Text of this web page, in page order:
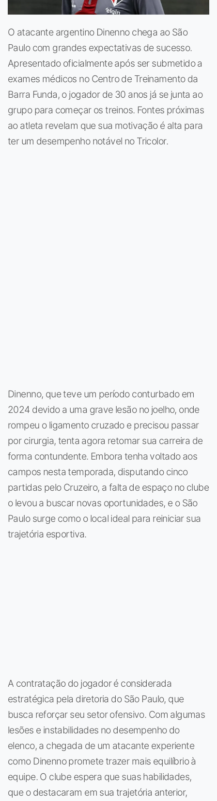
O atacante argentino Dinenno chega ao São
Paulo com grandes expectativas de sucesso.
Apresentado oficialmente após ser submetido a
exames médicos no Centro de Treinamento da
Barra Funda, o jogador de 30 anos já se junta ao
grupo para começar os treinos. Fontes próximas
ao atleta revelam que sua motivação é alta para
ter um desempenho notável no Tricolor.
Dinenno, que teve um período conturbado em
2024 devido a uma grave lesão no joelho, onde
rompeu o ligamento cruzado e precisou passar
por cirurgia, tenta agora retomar sua carreira de
forma contundente. Embora tenha voltado aos
campos nesta temporada, disputando cinco
partidas pelo Cruzeiro, a falta de espaço no clube
o levou a buscar novas oportunidades, e o São
Paulo surge como o local ideal para reiniciar sua
trajetória esportiva.
A contratação do jogador é considerada
estratégica pela diretoria do São Paulo, que
busca reforçar seu setor ofensivo. Com algumas
lesões e instabilidades no desempenho do
elenco, a chegada de um atacante experiente
como Dinenno promete trazer mais equilíbrio à
equipe. O clube espera que suas habilidades,
que o destacaram em sua trajetória anterior,